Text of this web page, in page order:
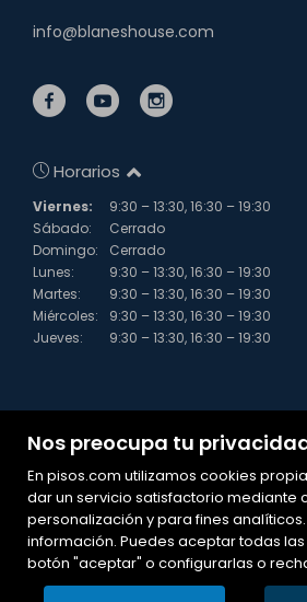
Nos preocupa tu
En pisos.com utilizamos cookies
dar un servicio satisfactorio mediante
personalización y para fines
información. Puedes aceptar todas
botón "aceptar" o configurarlas o
info@blaneshouse.com
Horarios
Viernes:
9:30 – 13:30, 16:30 – 19:30
Sábado:
Cerrado
Domingo:
Cerrado
Lunes:
9:30 – 13:30, 16:30 – 19:30
Martes:
9:30 – 13:30, 16:30 – 19:30
Miércoles:
9:30 – 13:30, 16:30 – 19:30
Jueves:
9:30 – 13:30, 16:30 – 19:30
Mapa Web
Aviso legal
Favoritos